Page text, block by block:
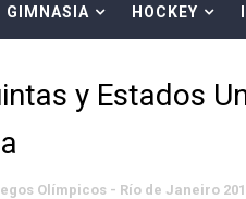
GIMNASIA HOCKEY
y Estados
Olímpicos - Río de Janeiro